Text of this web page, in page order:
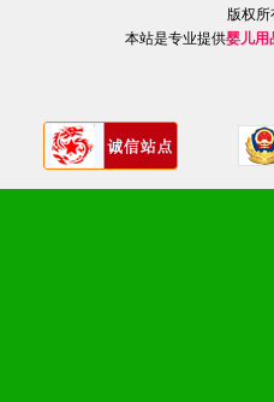
版权
本站是专业提供婴儿用